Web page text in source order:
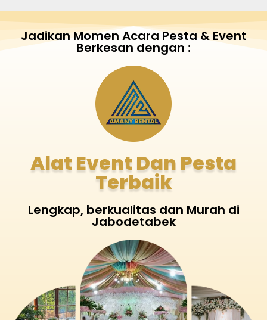
Jadikan Momen Acara Pesta & Event
Berkesan dengan :
Alat Event Dan Pesta
Terbaik
Lengkap, berkualitas dan Murah di
Jabodetabek